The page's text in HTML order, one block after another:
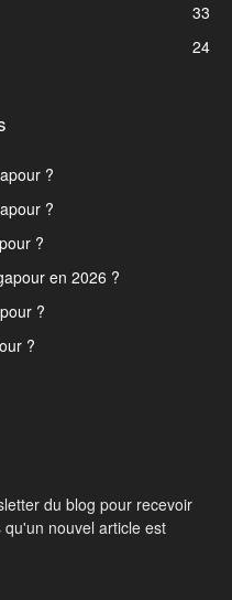
33
24
?
?
?
en 2026 ?
?
?
du blog pour recevoir
nouvel article est